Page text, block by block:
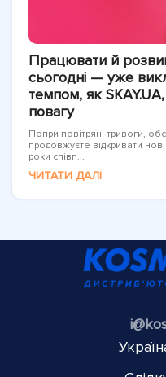
Працювати й
сьогодні — уже
темпом, як
повагу
Попри повітряні тривоги,
продовжуєте відкривати
роки співп...
ЧИТАТИ ДАЛІ